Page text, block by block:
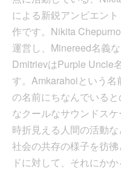
による新鋭アンビエン
作です。Nikita
運営し、Minereed名義
DmitrievはPurple Uncle
す。Amkarahoiという
の名前にちなんでいる
なクールなサウンドス
時折見える人間の活動
社会の共存の様子を彷
ドに対して、それにか